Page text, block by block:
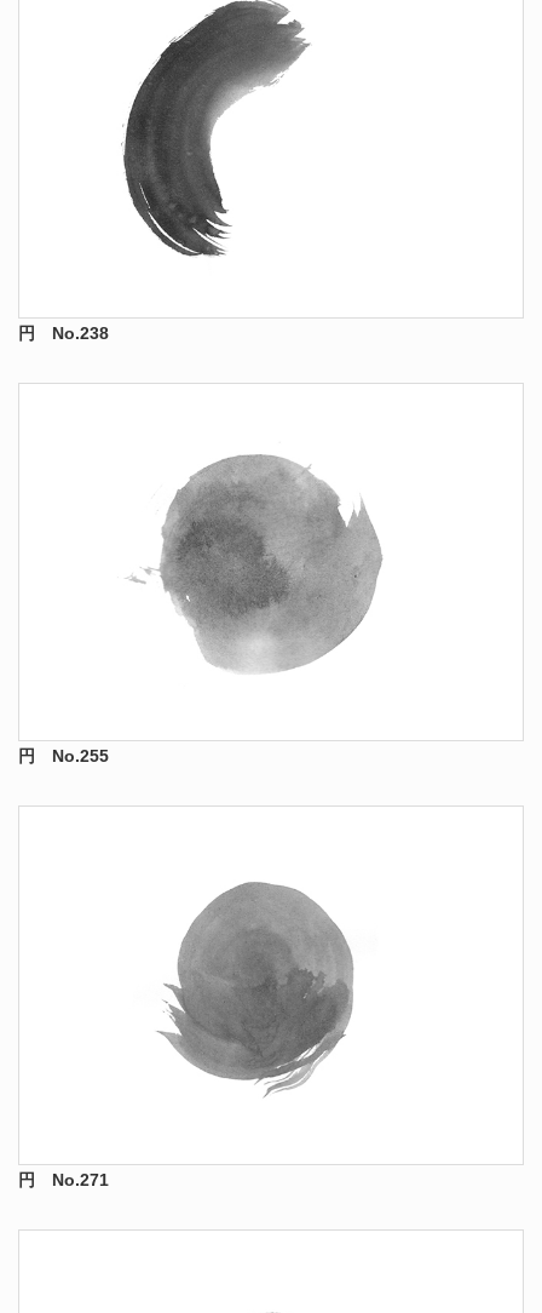
円 No.238
円 No.255
円 No.271